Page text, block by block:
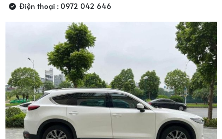
Điện thoại : 0972 042 646